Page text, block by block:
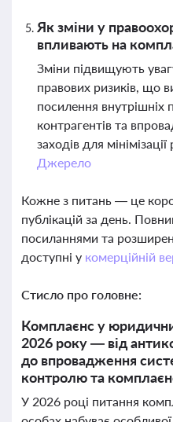
Як зміни у
впливають на
Зміни підвищують
правових ризиків, що
посилення внутрішніх
контрагентів та
заходів для
Джерело
Кожне з питань — це
публікацій за день.
посиланнями та
доступні у комерційній
Стисло про головне:
Комплаєнс у
2026 року — від
до впровадження
контролю та
У 2026 році питання